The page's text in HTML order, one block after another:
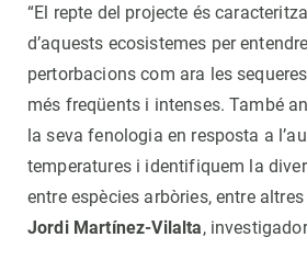
“El repte del projecte és
d’aquests ecosistemes per
pertorbacions com ara les
més freqüents i intenses. També
la seva fenologia en resposta a
temperatures i identifiquem la
entre espècies arbòries, entre
Jordi Martínez-Vilalta,